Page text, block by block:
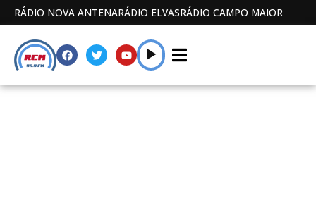
RÁDIO NOVA ANTENARÁDIO ELVASRÁDIO CAMPO MAIOR